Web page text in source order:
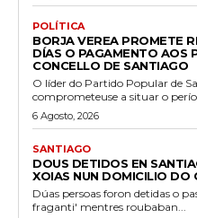
POLÍTICA
BORJA VEREA PROMETE
DÍAS O PAGAMENTO AOS
CONCELLO DE SANTIAGO
O líder do Partido Popular de
comprometeuse a situar o
6 Agosto, 2026
SANTIAGO
DOUS DETIDOS EN
XOIAS NUN DOMICILIO DO
Dúas persoas foron detidas o
fraganti' mentres roubaban...